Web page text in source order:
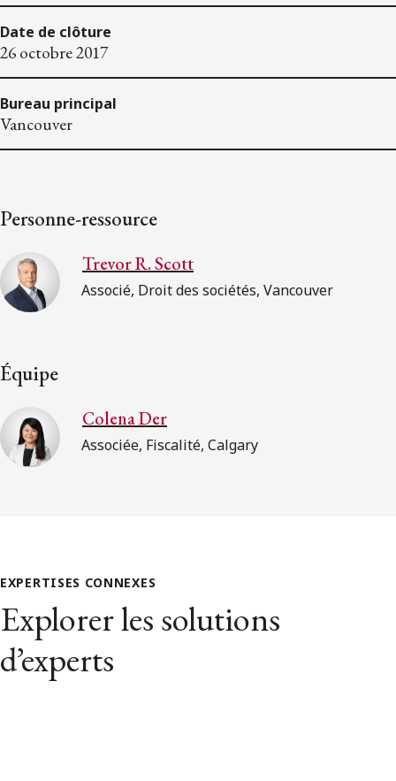
Date de clôture
26 octobre 2017
Bureau principal
Vancouver
Personne-ressource
Trevor R. Scott
Associé, Droit des sociétés, Vancouver
Équipe
Colena Der
Associée, Fiscalité, Calgary
EXPERTISES CONNEXES
Explorer les solutions
d’experts